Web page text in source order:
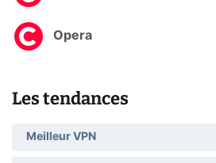
Opera
Les tendances
Meilleur VPN